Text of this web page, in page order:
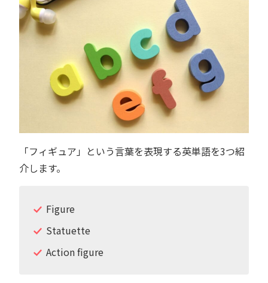
「フィギュア」という言葉を表現する英単語を3つ紹
介します。
Figure
Statuette
Action figure